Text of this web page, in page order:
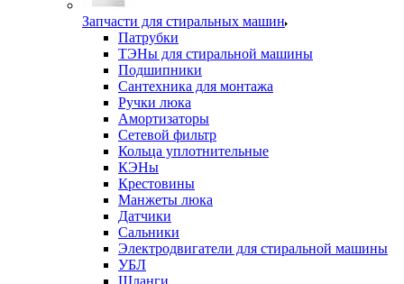
Запчасти для стиральных машин
Патрубки
ТЭНы для стиральной машины
Подшипники
Сантехника для монтажа
Ручки люка
Амортизаторы
Сетевой фильтр
Кольца уплотнительные
КЭНы
Крестовины
Манжеты люка
Датчики
Сальники
Электродвигатели для стиральной машины
УБЛ
Шланги